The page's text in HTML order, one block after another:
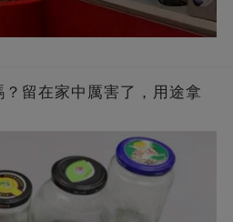
留在家中厲害了，用途拿